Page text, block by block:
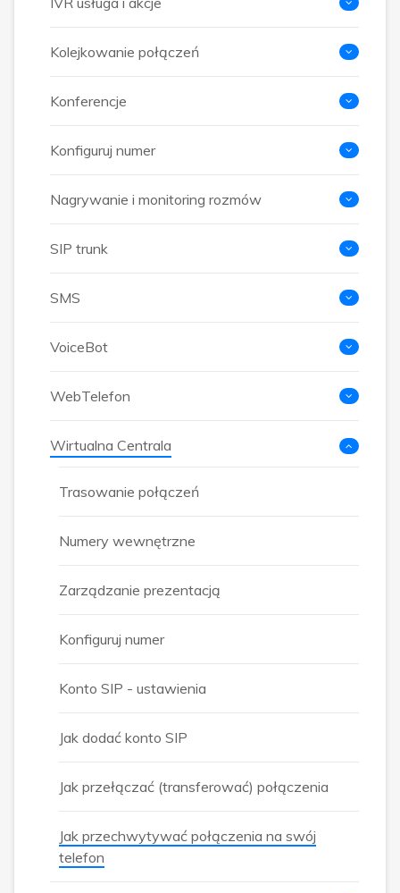
Kolejkowanie połączeń
Konferencje
Konfiguruj numer
Nagrywanie i monitoring rozmów
SIP trunk
SMS
VoiceBot
WebTelefon
Wirtualna Centrala
Trasowanie połączeń
Numery wewnętrzne
Zarządzanie prezentacją
Konfiguruj numer
Konto SIP - ustawienia
Jak dodać konto SIP
Jak przełączać (transferować) połączenia
Jak przechwytywać połączenia na swój
telefon